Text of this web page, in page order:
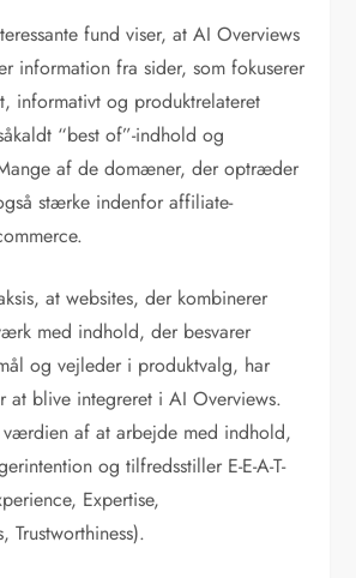
fund viser, at AI Overviews
information fra sider, som fokuserer
informativt og produktrelateret
“best of”-indhold og
af de domæner, der optræder
stærke indenfor affiliate-
at websites, der kombinerer
med indhold, der besvarer
og vejleder i produktvalg, har
at blive integreret i AI Overviews.
af at arbejde med indhold,
og tilfredsstiller E-E-A-T-
Expertise,
Trustworthiness).